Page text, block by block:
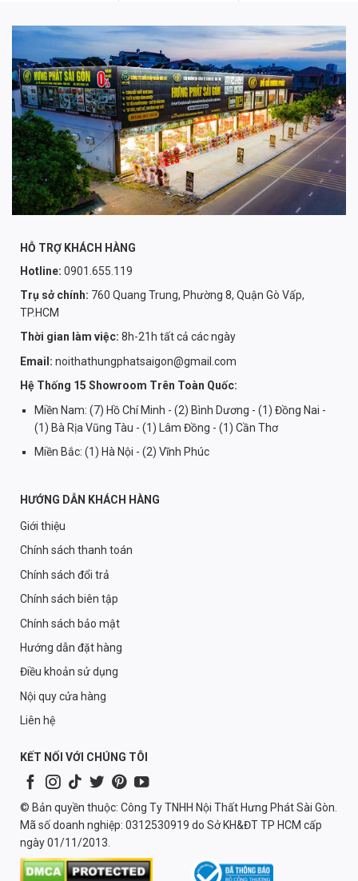
HỖ TRỢ KHÁCH HÀNG
Hotline: 0901.655.119
Trụ sở chính: 760 Quang Trung, Phường 8, Quận Gò Vấp,
TP.HCM
Thời gian làm việc: 8h-21h tất cả các ngày
Email: noithathungphatsaigon@gmail.com
Hệ Thống 15 Showroom Trên Toàn Quốc:
Miền Nam: (7) Hồ Chí Minh - (2) Bình Dương - (1) Đồng Nai -
(1) Bà Rịa Vũng Tàu - (1) Lâm Đồng - (1) Cần Thơ
Miền Bắc: (1) Hà Nội - (2) Vĩnh Phúc
HƯỚNG DẪN KHÁCH HÀNG
Giới thiệu
Chính sách thanh toán
Chính sách đổi trả
Chính sách biên tập
Chính sách bảo mật
Hướng dẫn đặt hàng
Điều khoản sử dụng
Nội quy cửa hàng
Liên hệ
KẾT NỐI VỚI CHÚNG TÔI
© Bản quyền thuộc: Công Ty TNHH Nội Thất Hưng Phát Sài Gòn.
Mã số doanh nghiệp: 0312530919 do Sở KH&ĐT TP HCM cấp
ngày 01/11/2013.